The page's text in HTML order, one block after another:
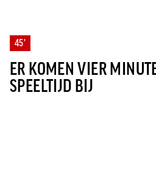
45'
ER KOMEN VIER
SPEELTIJD BIJ